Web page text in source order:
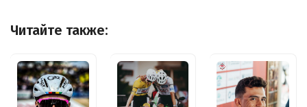
Читайте также: